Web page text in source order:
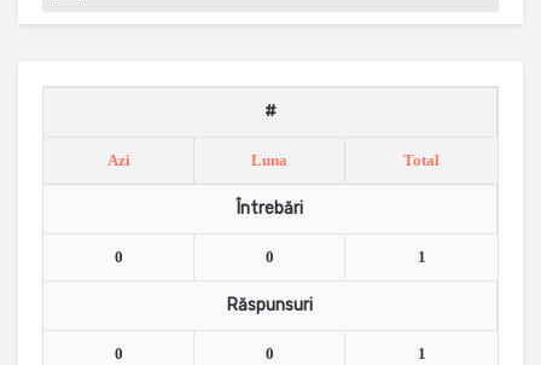
#
Azi Luna Total
Întrebări
0 0 1
Răspunsuri
0 0 1